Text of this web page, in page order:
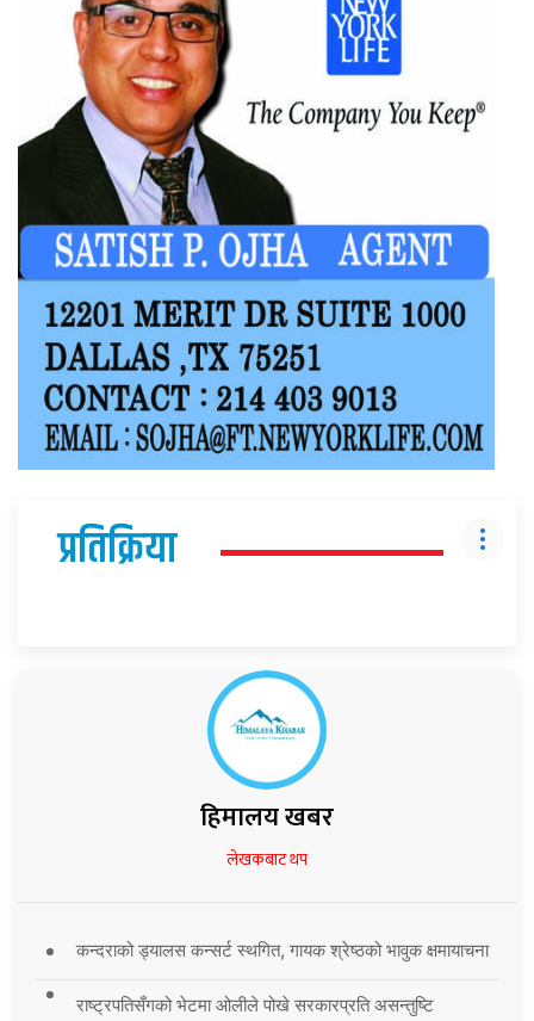
प्रतिक्रिया
हिमालय खबर
लेखकबाट थप
कन्दराको ड्यालस कन्सर्ट स्थगित, गायक श्रेष्ठको भावुक क्षमायाचना
राष्ट्रपतिसँगको भेटमा ओलीले पोखे सरकारप्रति असन्तुष्टि